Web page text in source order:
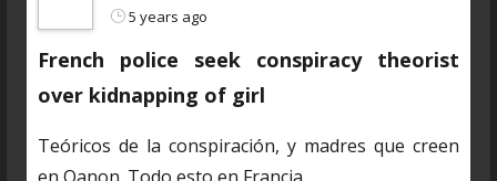
5 years ago
French police seek conspiracy theorist
over kidnapping of girl
Teóricos de la conspiración, y madres que creen